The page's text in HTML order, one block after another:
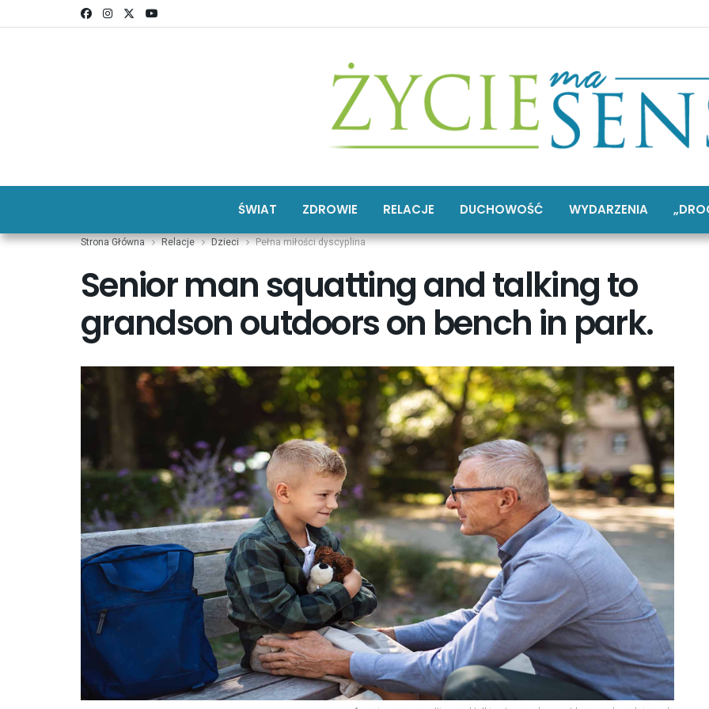
ŚWIAT ZDROWIE RELACJE DUCHOWOŚĆ WYDARZENIA
Strona Główna Relacje Dzieci Pełna miłości dyscyplina
Senior man squatting and talking to
grandson outdoors on bench in park.
KOMUNIKACJA
Jak radzić sobie z
nadmiernym
przepraszaniem?